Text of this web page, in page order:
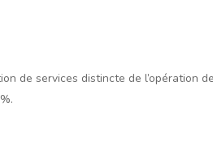
de services distincte de l’opération